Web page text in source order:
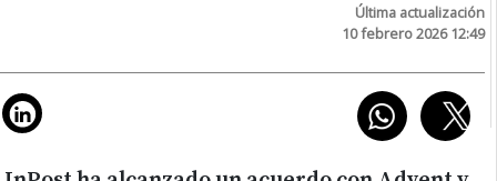
Última actualización
10 febrero 2026 12:49